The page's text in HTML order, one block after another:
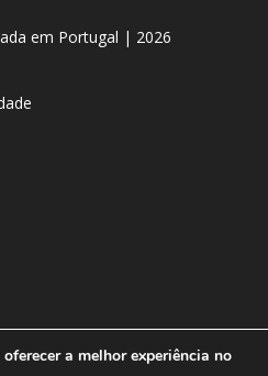
em Portugal | 2026
a melhor experiência no